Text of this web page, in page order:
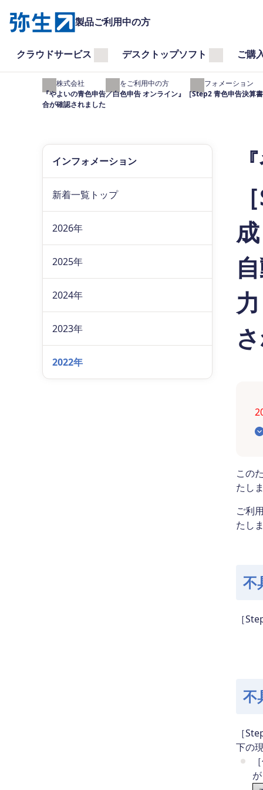
製品ご利用中の方
クラウドサービス デスクトップソフト ご購
弥生株式会社 製品をご利用中の方
インフォメーション
『やよいの青色申告／白色申告 オンライン』［Step2 青色申告決算
合が確認されました
この
たし
ご利
たし
不
［
不
［
下の
インフォメーション
新着一覧トップ
2026年
2025年
2024年
2023年
2022年